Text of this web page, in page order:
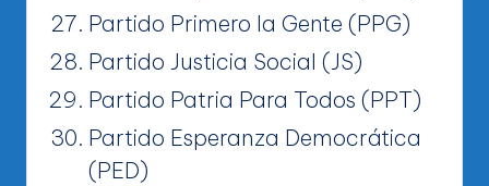
Partido Primero la Gente (PPG)
Partido Justicia Social (JS)
Partido Patria Para Todos (PPT)
Partido Esperanza Democrática
(PED)